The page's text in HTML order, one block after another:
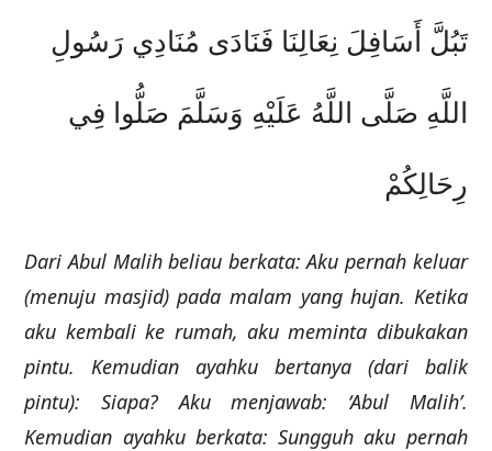
تَبُلَّ أَسَافِلَ نِعَالِنَا فَنَادَى مُنَادِي رَسُولِ
اللَّهِ صَلَّى اللَّهُ عَلَيْهِ وَسَلَّمَ صَلُّوا فِي
رِحَالِكُمْ
Dari Abul Malih beliau berkata: Aku pernah keluar
(menuju masjid) pada malam yang hujan. Ketika
aku kembali ke rumah, aku meminta dibukakan
pintu. Kemudian ayahku bertanya (dari balik
pintu): Siapa? Aku menjawab: ‘Abul Malih’.
Kemudian ayahku berkata: Sungguh aku pernah